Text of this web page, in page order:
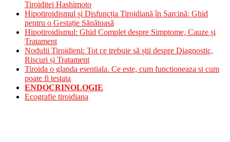
Tiroiditei Hashimoto
Hipotiroidismul și Disfuncția Tiroidiană în Sarcină: Ghid
pentru o Gestație Sănătoasă
Hipotiroidismul: Ghid Complet despre Simptome, Cauze și
Tratament
Nodulii Tiroidieni: Tot ce trebuie să știi despre Diagnostic,
Riscuri și Tratament
Tiroida o glanda esentiala. Ce este, cum functioneaza si cum
poate fi testata
ENDOCRINOLOGIE
Ecografie tiroidiana